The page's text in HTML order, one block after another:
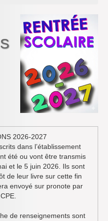
2026-2027
dans l’établissement
été ou vont être transmis
et le 5 juin 2026. Ils sont
de leur livre sur cette fin
envoyé sur pronote par
de renseignements sont